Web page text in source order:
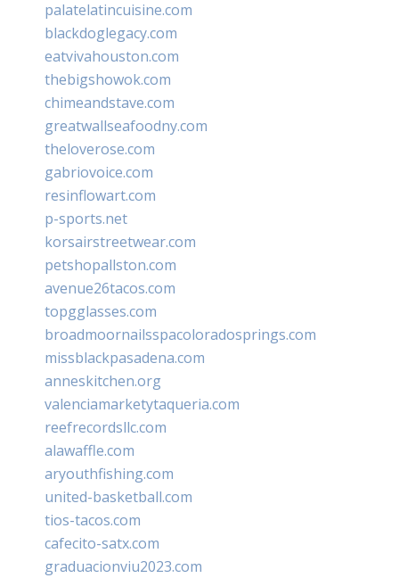
palatelatincuisine.com
blackdoglegacy.com
eatvivahouston.com
thebigshowok.com
chimeandstave.com
greatwallseafoodny.com
theloverose.com
gabriovoice.com
resinflowart.com
p-sports.net
korsairstreetwear.com
petshopallston.com
avenue26tacos.com
topgglasses.com
broadmoornailsspacoloradosprings.com
missblackpasadena.com
anneskitchen.org
valenciamarketytaqueria.com
reefrecordsllc.com
alawaffle.com
aryouthfishing.com
united-basketball.com
tios-tacos.com
cafecito-satx.com
graduacionviu2023.com